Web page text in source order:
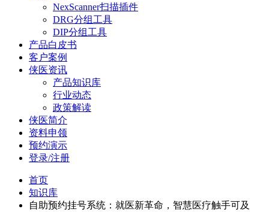
NexScanner扫描插件
DRG分组工具
DIP分组工具
产品白皮书
客户案例
侠医资讯
产品知识库
行业动态
政策解读
侠医简介
资料申领
预约演示
登录/注册
首页
知识库
自助预约挂号系统：就医新革命，智慧医疗触手可及